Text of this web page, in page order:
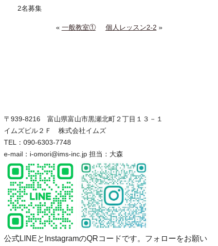
2名募集
« 一般教室① 個人レッスン2-2 »
〒939-8216 富山県富山市黒瀬北町２丁目１３－１
イムズビル２Ｆ 株式会社イムズ
TEL：090-6303-7748
e-mail：i-omori@ims-inc.jp 担当：大森
公式LINEとInstagramのQRコードです。フォローをお願い